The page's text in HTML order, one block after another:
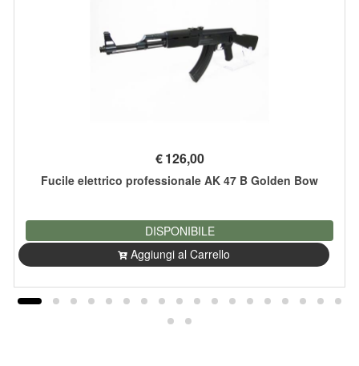
€126,00
Fucile elettrico professionale AK 47 B Golden Bow
DISPONIBILE
Aggiungi al Carrello